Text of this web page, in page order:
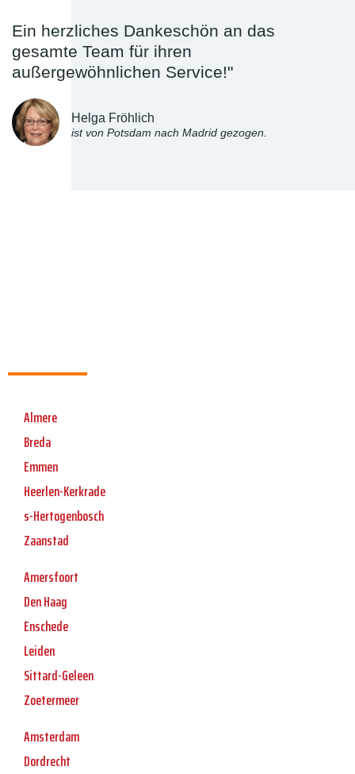
Ein herzliches Dankeschön an das
gesamte Team für ihren
außergewöhnlichen Service!"
Helga Fröhlich
ist von Potsdam nach Madrid gezogen.
Almere
Breda
Emmen
Heerlen-Kerkrade
s-Hertogenbosch
Zaanstad
Amersfoort
Den Haag
Enschede
Leiden
Sittard-Geleen
Zoetermeer
Amsterdam
Dordrecht